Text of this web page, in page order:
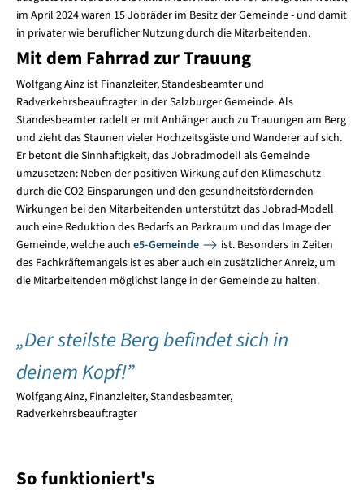
im April 2024 waren 15 Jobräder im Besitz der Gemeinde - und damit
in privater wie beruflicher Nutzung durch die Mitarbeitenden.
Mit dem Fahrrad zur Trauung
Wolfgang Ainz ist Finanzleiter, Standesbeamter und
Radverkehrsbeauftragter in der Salzburger Gemeinde. Als
Standesbeamter radelt er mit Anhänger auch zu Trauungen am Berg
und zieht das Staunen vieler Hochzeitsgäste und Wanderer auf sich.
Er betont die Sinnhaftigkeit, das Jobradmodell als Gemeinde
umzusetzen: Neben der positiven Wirkung auf den Klimaschutz
durch die CO2-Einsparungen und den gesundheitsfördernden
Wirkungen bei den Mitarbeitenden unterstützt das Jobrad-Modell
auch eine Reduktion des Bedarfs an Parkraum und das Image der
Gemeinde, welche auch e5-Gemeinde
ist. Besonders in Zeiten
des Fachkräftemangels ist es aber auch ein zusätzlicher Anreiz, um
die Mitarbeitenden möglichst lange in der Gemeinde zu halten.
„Der steilste Berg befindet sich in
deinem Kopf!”
Wolfgang Ainz, Finanzleiter, Standesbeamter,
Radverkehrsbeauftragter
So funktioniert's